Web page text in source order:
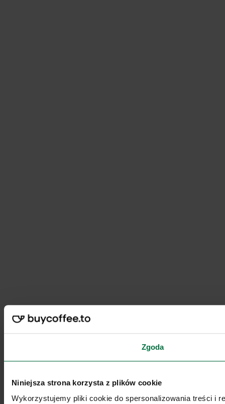
Zgoda
Niniejsza strona korzysta z plików cookie
Wykorzystujemy pliki cookie do spersonalizowania treści i